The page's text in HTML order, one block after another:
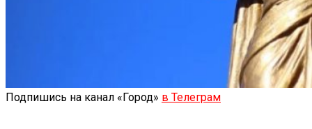
Подпишись на канал «Город» в Телеграм